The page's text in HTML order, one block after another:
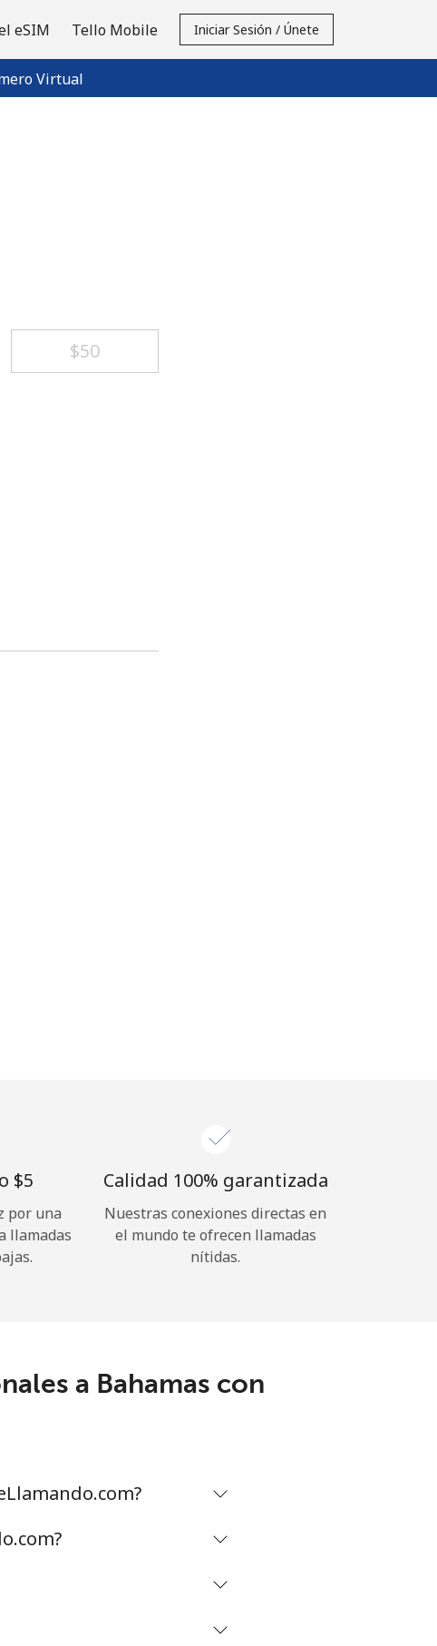
Virtual
eSIM Tello Mobile Iniciar Sesión / Únete
⁦$50⁩
⁦$5⁩
por una
llamadas
Calidad 100% garantizada
Nuestras conexiones directas en
el mundo te ofrecen llamadas
nítidas.
a Bahamas con